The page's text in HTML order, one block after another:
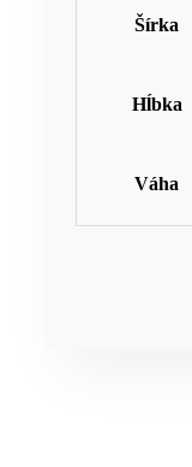
Šírka
Hĺbka
Váha